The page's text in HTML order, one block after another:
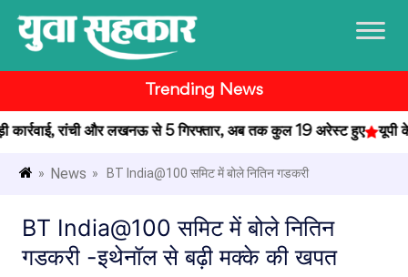
Trending News
रांची और लखनऊ से 5 गिरफ्तार, अब तक कुल 19 अरेस्ट हुए यूपी के
» News » BT India@100 समिट में बोले नितिन गडकरी
BT India@100 समिट में बोले नितिन
गडकरी -इथेनॉल से बढ़ी मक्के की खपत